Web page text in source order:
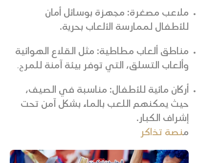
ملاعب مصغرة: مجهزة بوسائل أمان
للأطفال لممارسة الألعاب بحرية.
مناطق ألعاب مطاطية: مثل القلاع الهوائية
وألعاب التسلق، التي توفر بيئة آمنة للمر ح.
أركان مائية للأطفال: مناسبة في الصيف،
حيث يمكنهم اللعب بالماء بشكل آمن تحت
إشراف الكبار.
منصة تذاكر